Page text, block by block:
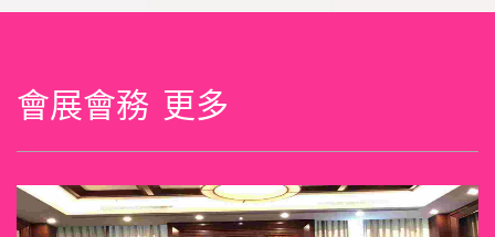
會展會務 更多